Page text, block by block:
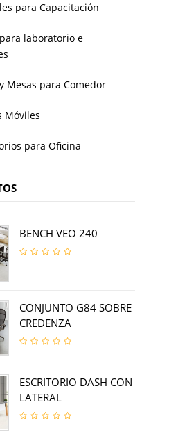
para Capacitación
laboratorio e
Mesas para Comedor
Móviles
para Oficina
BENCH VEO 240
CONJUNTO G84 SOBRE
CREDENZA
ESCRITORIO DASH CON
LATERAL